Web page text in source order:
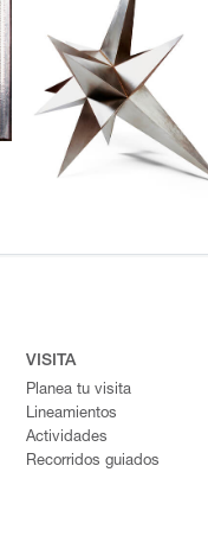
VISITA
Planea tu visita
Lineamientos
Actividades
Recorridos guiados